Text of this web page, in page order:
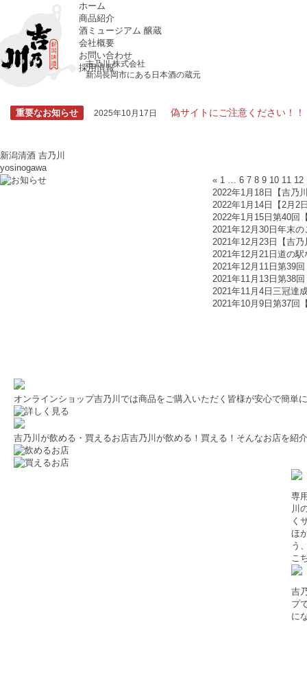
吉乃川 株式会社
新潟長岡市にある日本酒の蔵元
ホーム
商品紹介
酒ミュージアム 醸蔵
会社概要
お問い合わせ
採用情報
重要なお知らせ 2025年10月17日 偽サイトにご注意ください！！
新潟清酒 吉乃川
yosinogawa
« 1 … 6 7 8 9 10 11 12
2022年1月18日
【吉乃
2022年1月14日
【2月2
2022年1月15日 第40回
2021年12月30日 年末の
2021年12月23日
【吉
2021年12月21日 道の駅
2021年12月11日 第39
2021年11月13日 第38
2021年11月4日 三冠達
2021年10月9日 第37回
オンラインショップ吉乃川では商品をご購入いただく皆様が安心で簡単
吉乃川が飲める・買えるお店吉乃川が飲める！買える！そんなお店を紹
専
川
く
ほ
う
こ
吉
プ
に